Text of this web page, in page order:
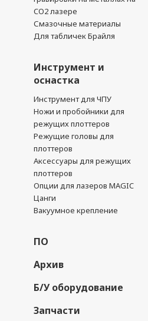
CO2 лазере
Смазочные материалы
Для табличек Брайля
Инструмент и
оснастка
Инструмент для ЧПУ
Ножи и пробойники для
режущих плоттеров
Режущие головы для
плоттеров
Аксессуары для режущих
плоттеров
Опции для лазеров MAGIC
Цанги
Вакуумное крепление
ПО
Архив
Б/У оборудование
Запчасти